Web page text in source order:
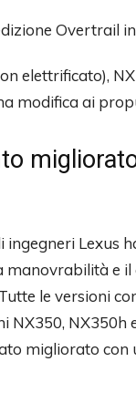
elettrificato),
modifica ai
ingegneri Lexus
manovrabilità e
le versioni
NX350, NX350h
migliorato con